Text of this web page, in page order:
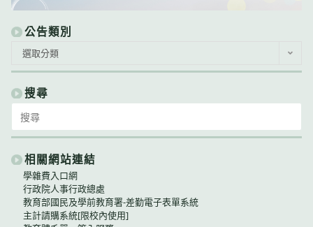
公告類別
類
別
選取分類
搜尋
for:
相關網站連結
學雜費入口網
行政院人事行政總處
教育部國民及學前教育署-差勤電子表單系統
主計請購系統[限校內使用]